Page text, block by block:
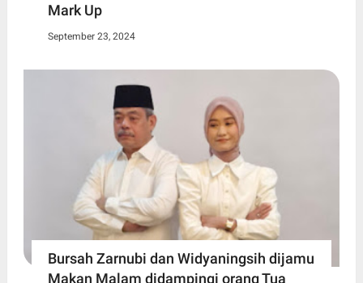
Mark Up
September 23, 2024
Bursah Zarnubi dan Widyaningsih dijamu
Makan Malam didampingi orang Tua